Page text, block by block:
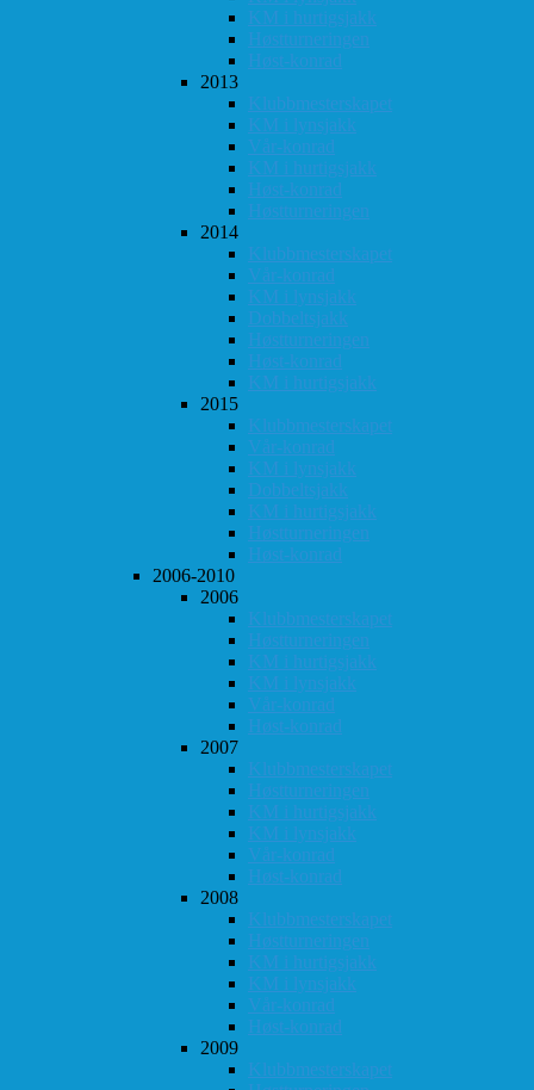
KM i hurtigsjakk
Høstturneringen
Høst-konrad
2013
Klubbmesterskapet
KM i lynsjakk
Vår-konrad
KM i hurtigsjakk
Høst-konrad
Høstturneringen
2014
Klubbmesterskapet
Vår-konrad
KM i lynsjakk
Dobbeltsjakk
Høstturneringen
Høst-konrad
KM i hurtigsjakk
2015
Klubbmesterskapet
Vår-konrad
KM i lynsjakk
Dobbeltsjakk
KM i hurtigsjakk
Høstturneringen
Høst-konrad
2006-2010
2006
Klubbmesterskapet
Høstturneringen
KM i hurtigsjakk
KM i lynsjakk
Vår-konrad
Høst-konrad
2007
Klubbmesterskapet
Høstturneringen
KM i hurtigsjakk
KM i lynsjakk
Vår-konrad
Høst-konrad
2008
Klubbmesterskapet
Høstturneringen
KM i hurtigsjakk
KM i lynsjakk
Vår-konrad
Høst-konrad
2009
Klubbmesterskapet